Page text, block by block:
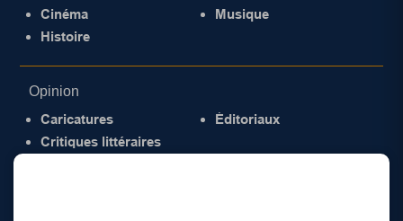
Cinéma
Histoire
Musique
Opinion
Caricatures
Critiques littéraires
Éditoriaux